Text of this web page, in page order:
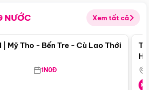
NƯỚC Xem tất cả
Điểm nổi bật
| Mỹ Tho - Bến Tre - Cù Lao Thới
1N0Đ